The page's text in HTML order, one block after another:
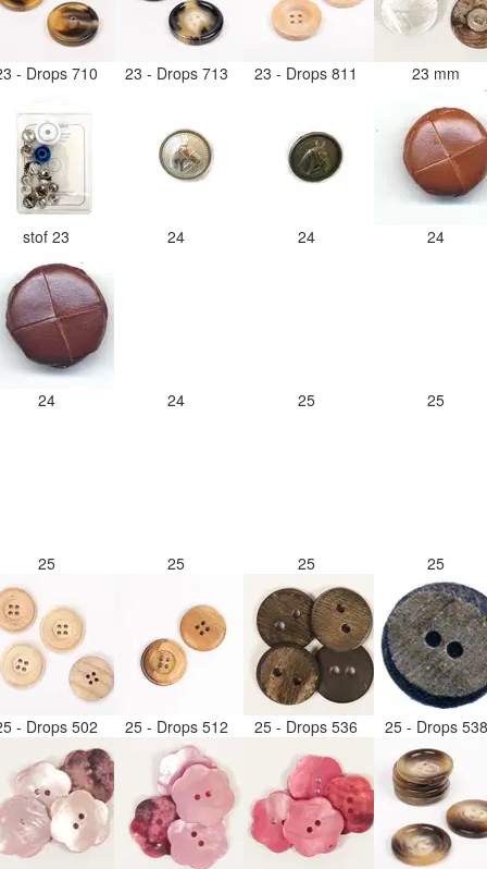
- Drops 710 23 - Drops 713 23 - Drops 811 23 mm
stof 23 24 24 24
24 24 25 25
25 25 25 25
- Drops 502 25 - Drops 512 25 - Drops 536 25 - Drops